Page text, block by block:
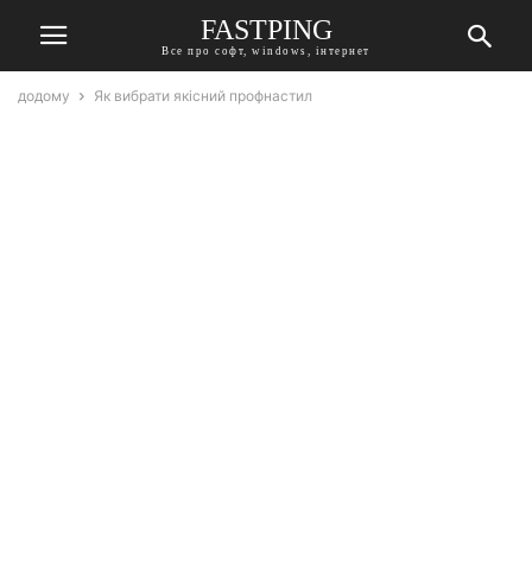
FASTPING
Все про софт, windows, інтернет
додому Як вибрати якісний профнастил